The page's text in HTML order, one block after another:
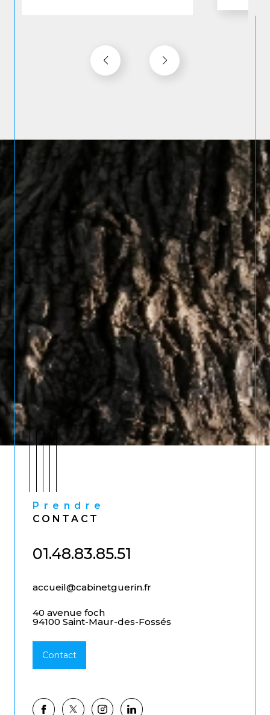
Prendre
CONTACT
01.48.83.85.51
accueil@cabinetguerin.fr
40 avenue foch
94100 Saint-Maur-des-Fossés
Contact